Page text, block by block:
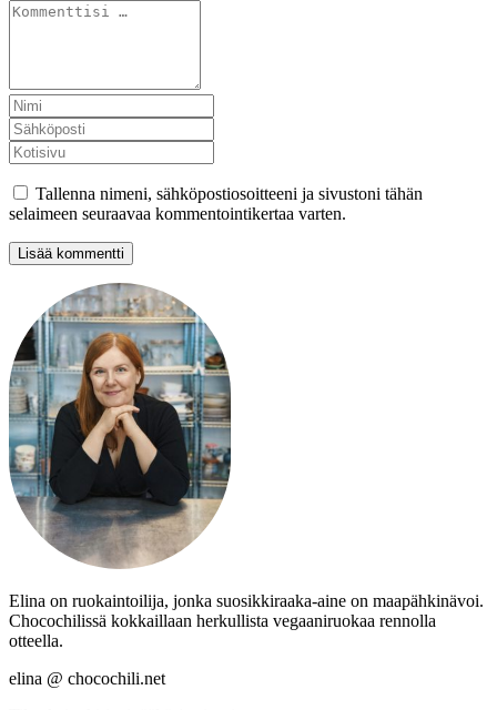
Tallenna nimeni, sähköpostiosoitteeni ja sivustoni tähän
selaimeen seuraavaa kommentointikertaa varten.
Elina on ruokaintoilija, jonka suosikkiraaka-aine on maapähkinävoi.
Chocochilissä kokkaillaan herkullista vegaaniruokaa rennolla
otteella.
elina @ chocochili.net